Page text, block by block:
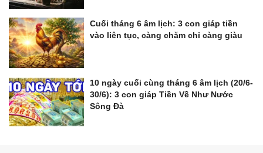
Cuối tháng 6 âm lịch: 3 con giáp tiền
vào liên tục, càng chăm chỉ càng giàu
10 ngày cuối cùng tháng 6 âm lịch (20/6-
30/6): 3 con giáp Tiền Về Như Nước
Sông Đà